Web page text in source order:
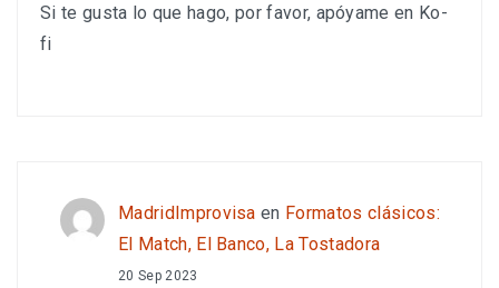
Si te gusta lo que hago, por favor, apóyame en Ko-
fi
MadridImprovisa en Formatos clásicos:
El Match, El Banco, La Tostadora
20 Sep 2023